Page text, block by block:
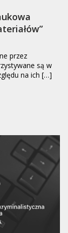
przez
są w
na ich […]